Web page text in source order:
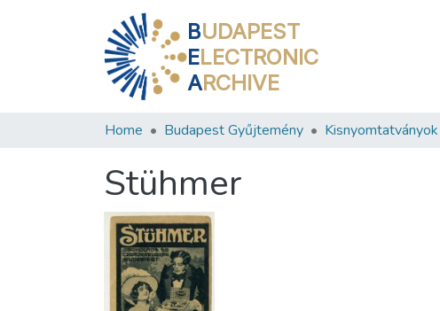
BUDAPEST
ELECTRONIC
ARCHIVE
Home Budapest Gyűjtemény Kisnyomtatványok
Stühmer